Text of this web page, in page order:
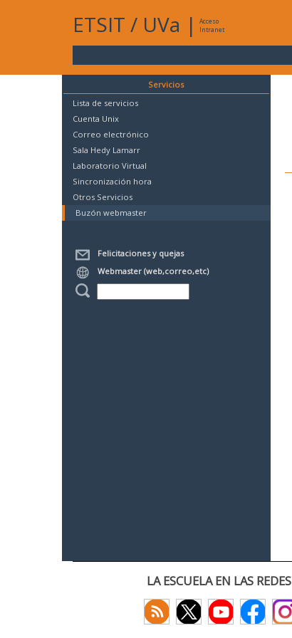
ETSIT / UVa |
Acceso
Intranet
Servicios
Lista de servicios
Cuenta Unix
Correo electrónico
Sala Hedy Lamarr
Laboratorio Virtual
Sincronización hora
Otros Servicios
Buzón webmaster
Felicitaciones y quejas
Webmaster (web,correo,etc)
LA ESCUELA EN LAS REDES